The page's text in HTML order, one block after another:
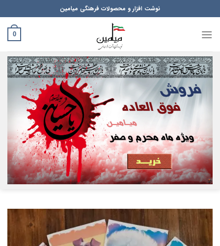
to
content
نوشت افزار و محصولات فرهنگی میامین
0